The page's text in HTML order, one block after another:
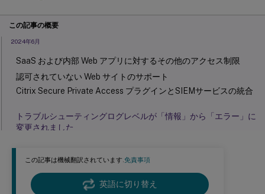
この記事は機械翻訳されています.免責事項
英語に切り替え
この記事の概要
2024年6月
SaaS および内部 Web アプリに対するその他のアクセス制限
認可されていない Web サイトのサポート
Citrix Secure Private Access プラグインとSIEMサービスの統合
トラブルシューティングログレベルが「情報」から「エラー」に
変更されました